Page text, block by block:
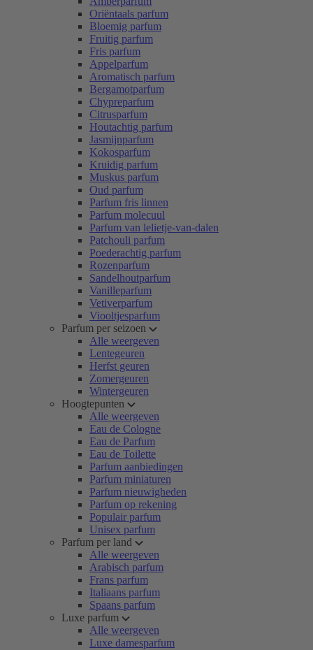
Oriëntaals parfum
Bloemig parfum
Fruitig parfum
Fris parfum
Appelparfum
Aromatisch parfum
Bergamotparfum
Chypreparfum
Citrusparfum
Houtachtig parfum
Jasmijnparfum
Kokosparfum
Kruidig parfum
Muskus parfum
Oud parfum
Parfum fris linnen
Parfum molecuul
Parfum van lelietje-van-dalen
Patchouli parfum
Poederachtig parfum
Rozenparfum
Sandelhoutparfum
Vanilleparfum
Vetiverparfum
Viooltjesparfum
Parfum per seizoen
Alle weergeven
Lentegeuren
Herfst geuren
Zomergeuren
Wintergeuren
Hoogtepunten
Alle weergeven
Eau de Cologne
Eau de Parfum
Eau de Toilette
Parfum aanbiedingen
Parfum miniaturen
Parfum nieuwigheden
Parfum op rekening
Populair parfum
Unisex parfum
Parfum per land
Alle weergeven
Arabisch parfum
Frans parfum
Italiaans parfum
Spaans parfum
Luxe parfum
Alle weergeven
Luxe damesparfum